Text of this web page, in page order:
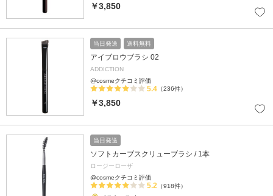
￥3,850
当日発送 送料無料
アイブロウブラシ 02
ADDICTION
@cosmeクチコミ評価
5.4 （236件）
￥3,850
当日発送
ソフトカーブスクリューブラシ / 1本
ロージーローザ
@cosmeクチコミ評価
5.2 （918件）